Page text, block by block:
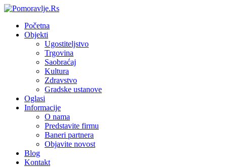
Početna
Objekti
Ugostiteljstvo
Trgovina
Saobraćaj
Kultura
Zdravstvo
Gradske ustanove
Oglasi
Informacije
O nama
Predstavite firmu
Baneri partnera
Objavite novost
Blog
Kontakt